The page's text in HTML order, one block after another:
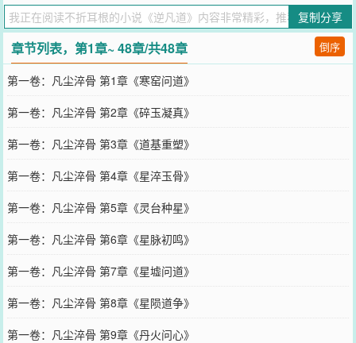
谋。在与天道博弈中，宁凡发现自己的轮回竟是天道饲养"劫种"的骗
局，最终以凡骨封劫、重燃青莲火种，开辟出一条超越传统仙凡之别
的逆天大道。
您要是觉得《 逆凡道》还不错的话请不要忘记向您QQ群和微博微信里
的朋友推荐哦！
复制分享
章节列表，第1章~ 48章/共48章 倒序
第一卷：凡尘淬骨 第1章《寒窑问道》
第一卷：凡尘淬骨 第2章《碎玉凝真》
第一卷：凡尘淬骨 第3章《道基重塑》
第一卷：凡尘淬骨 第4章《星淬玉骨》
第一卷：凡尘淬骨 第5章《灵台种星》
第一卷：凡尘淬骨 第6章《星脉初鸣》
第一卷：凡尘淬骨 第7章《星墟问道》
第一卷：凡尘淬骨 第8章《星陨道争》
第一卷：凡尘淬骨 第9章《丹火问心》